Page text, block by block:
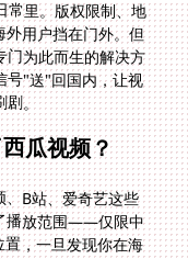
剧。
瓜视频？
B站、爱奇艺这些
播放范围——仅限中
，一旦发现你在海
票，你票上写着A
烦的是，有些内容
被下架。你在纽约
下，只剩预告片。
看看国内最新的综
了一半。国外听网
权的结果。音乐版
可能在台湾属于阿
了代理。平台没买